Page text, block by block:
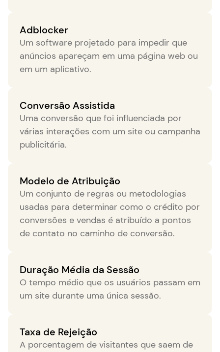
Adblocker
Um software projetado para impedir que
anúncios apareçam em uma página web ou
em um aplicativo.
Conversão Assistida
Uma conversão que foi influenciada por
várias interações com um site ou campanha
publicitária.
Modelo de Atribuição
Um conjunto de regras ou metodologias
usadas para determinar como o crédito por
conversões e vendas é atribuído a pontos
de contato no caminho de conversão.
Duração Média da Sessão
O tempo médio que os usuários passam em
um site durante uma única sessão.
Taxa de Rejeição
A porcentagem de visitantes que saem de